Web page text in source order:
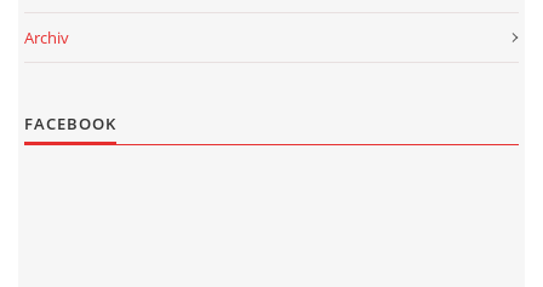
Archiv
FACEBOOK